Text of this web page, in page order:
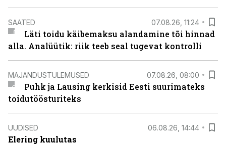
SAATED 07.08.26, 11:24
Läti toidu käibemaksu alandamine tõi hinnad
alla. Analüütik: riik teeb seal tugevat kontrolli
MAJANDUSTULEMUSED 07.08.26, 08:00
Puhk ja Lausing kerkisid Eesti suurimateks
toidutöösturiteks
UUDISED 06.08.26, 14:44
Elering kuulutas